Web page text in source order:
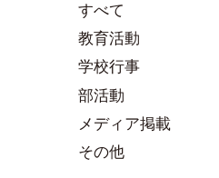
すべて
教育活動
学校行事
部活動
メディア掲載
その他